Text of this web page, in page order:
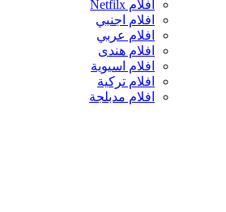
افلام Netfilx
افلام اجنبي
افلام عربي
افلام هندى
افلام اسيوية
افلام تركية
افلام مدبلجة